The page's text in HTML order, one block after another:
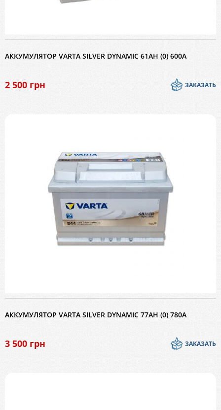
АККУМУЛЯТОР VARTA SILVER DYNAMIC 61AH (0) 600A
2 500 грн ЗАКАЗАТЬ
АККУМУЛЯТОР VARTA SILVER DYNAMIC 77AH (0) 780A
3 500 грн ЗАКАЗАТЬ